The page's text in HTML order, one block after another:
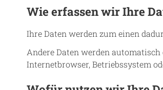
Wie erfassen wir Ihre
Ihre Daten werden zum einen
Andere Daten werden
Internetbrowser, Betriebssystem